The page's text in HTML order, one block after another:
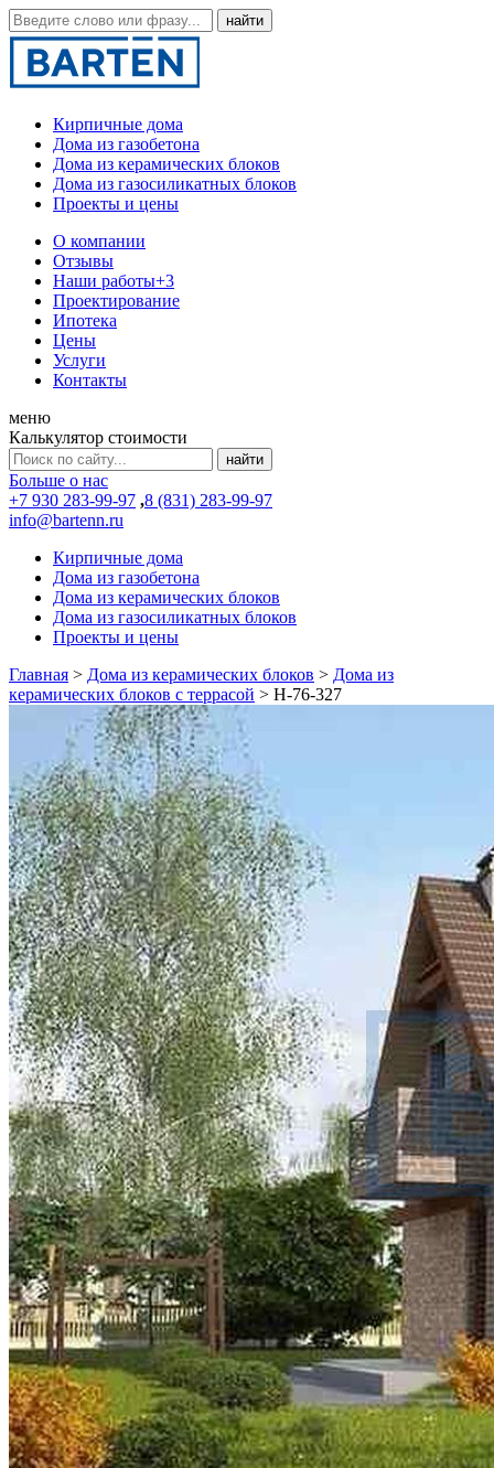
Кирпичные дома
Дома из газобетона
Дома из керамических блоков
Дома из газосиликатных блоков
Проекты и цены
О компании
Отзывы
Наши работы+3
Проектирование
Ипотека
Цены
Услуги
Контакты
меню
Калькулятор стоимости
Больше о нас
+7 930 283-99-97 ,8 (831) 283-99-97
info@bartenn.ru
Кирпичные дома
Дома из газобетона
Дома из керамических блоков
Дома из газосиликатных блоков
Проекты и цены
Главная > Дома из керамических блоков > Дома из
керамических блоков с террасой > Н-76-327